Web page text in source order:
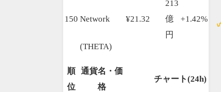
150 Network
(THETA)
¥21.32
213
億
円
+1.42%
順
位
通貨名・価
格
チャート(24h)